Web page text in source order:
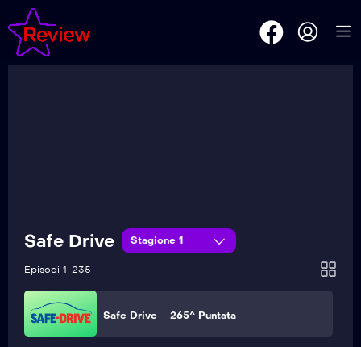
Safe Drive Stagione 1
Episodi 1-235
Safe Drive – 266^ Puntata
Safe Drive – 265^ Puntata